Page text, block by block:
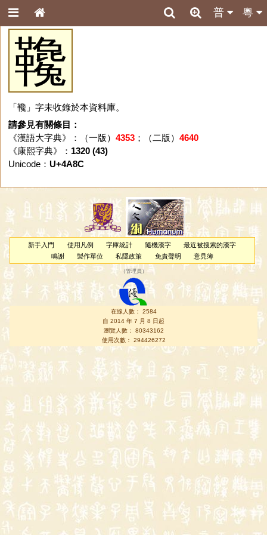
粵
普
䪌
「䪌」字未收錄於本資料庫。
請參見有關條目：
《漢語大字典》：（一版） 4353；（二版） 4640
《康熙字典》： 1320 (43)
Unicode： U+4A8C
新手入門 使用凡例 字庫統計 隨機漢字
最近被搜索的漢字
鳴謝
製作單位 私隱政策 免責聲明 意見簿
（管理員 ）
在線人數： 2584
自 2014 年 7 月 8 日起
瀏覽人數： 80343162
使用次數： 294426272